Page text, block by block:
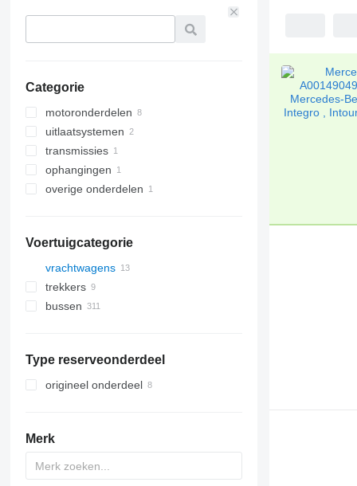
Categorie
motoronderdelen
motoren
nokkenassen
uitlaatsystemen
katalysatoren
inlaatspruitpakkingen
transmissies
koppelingshoofdcilinders
ophangingen
wiellagers
overige onderdelen
Voertuigcategorie
vrachtwagens
trekkers
bussen
Type reserveonderdeel
origineel onderdeel
Merk